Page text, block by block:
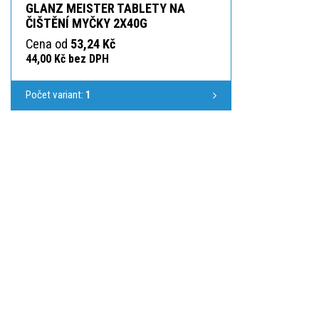
GLANZ MEISTER TABLETY NA
ČIŠTĚNÍ MYČKY 2X40G
Cena od 53,24 Kč
44,00 Kč bez DPH
Počet variant: 1